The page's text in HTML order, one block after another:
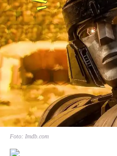
Foto: Imdb.com